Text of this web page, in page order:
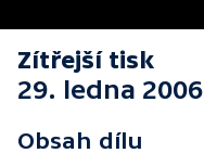
Zítřejší tisk
29. ledna 2006
Obsah dílu